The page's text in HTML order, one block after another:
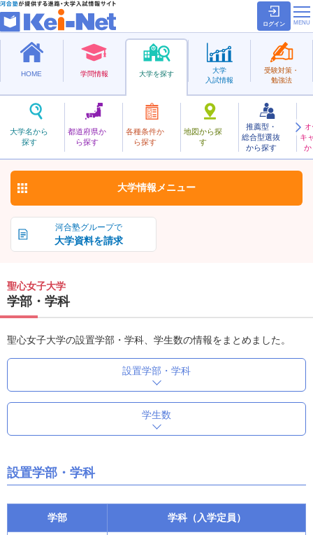
ログイン
HOME 学問情報 大学を探す
大学名から
探す
都道府県か
ら探す
各種条件か
ら探す
地図から探
す
推薦型・
総合型選抜
から探す
キ
か
大学
入試情報
受験対策・
勉強法
私立
せいしんじょし
聖心女子大学 お気に入り
河合塾グループで
大学資料を請求
大学情報 メニュー
聖心女子大学
学部・学科
聖心女子大学の設置学部・学科、学生数の情報をまとめました。
設置学部・学科
学生数
設置学部・学科
学部 学科（入学定員）